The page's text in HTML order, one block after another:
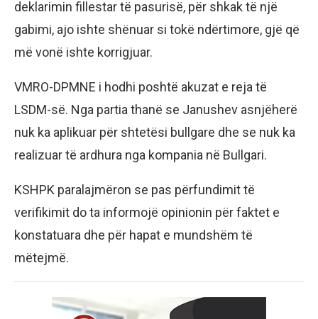
deklarimin fillestar të pasurisë, për shkak të një
gabimi, ajo ishte shënuar si tokë ndërtimore, gjë që
më vonë ishte korrigjuar.
VMRO-DPMNE i hodhi poshtë akuzat e reja të
LSDM-së. Nga partia thanë se Janushev asnjëherë
nuk ka aplikuar për shtetësi bullgare dhe se nuk ka
realizuar të ardhura nga kompania në Bullgari.
KSHPK paralajmëron se pas përfundimit të
verifikimit do ta informojë opinionin për faktet e
konstatuara dhe për hapat e mundshëm të
mëtejmë.